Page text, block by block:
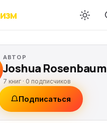
изм
АВТОР
Joshua Rosenbaum
7 книг · 0 подписчиков
Подписаться